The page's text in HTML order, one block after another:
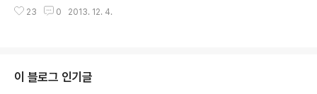
다. iframe..
를 들어 이중에서 세번째 것을 클릭해야 하는데 ... 이걸 어
t'"));for(WebElement aaa : solution){if(aaa.getAtt
ribute("onClick").contains("CCCC")) {aaa.click();
23 0 2013. 12. 4.
이 블로그 인기글